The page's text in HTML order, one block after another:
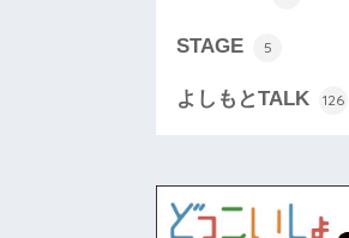
STAGE 5
よしもとTALK 126